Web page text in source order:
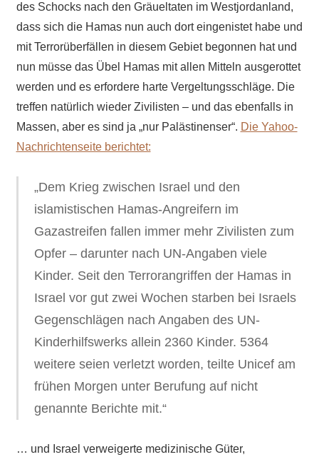
des Schocks nach den Gräueltaten im Westjordanland,
dass sich die Hamas nun auch dort eingenistet habe und
mit Terrorüberfällen in diesem Gebiet begonnen hat und
nun müsse das Übel Hamas mit allen Mitteln ausgerottet
werden und es erfordere harte Vergeltungsschläge. Die
treffen natürlich wieder Zivilisten – und das ebenfalls in
Massen, aber es sind ja „nur Palästinenser“. Die Yahoo-
Nachrichtenseite berichtet:
„Dem Krieg zwischen Israel und den
islamistischen Hamas-Angreifern im
Gazastreifen fallen immer mehr Zivilisten zum
Opfer – darunter nach UN-Angaben viele
Kinder. Seit den Terrorangriffen der Hamas in
Israel vor gut zwei Wochen starben bei Israels
Gegenschlägen nach Angaben des UN-
Kinderhilfswerks allein 2360 Kinder. 5364
weitere seien verletzt worden, teilte Unicef am
frühen Morgen unter Berufung auf nicht
genannte Berichte mit.“
… und Israel verweigerte medizinische Güter,